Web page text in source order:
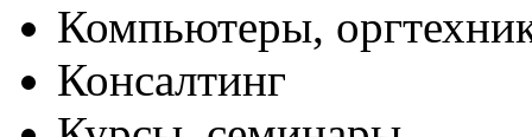
Компьютеры,
Консалтинг